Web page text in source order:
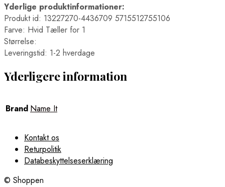
Yderlige produktinformationer:
Produkt id: 13227270-4436709 5715512755106
Farve: Hvid Tæller for 1
Størrelse:
Leveringstid: 1-2 hverdage
Yderligere information
Brand Name It
Kontakt os
Returpolitik
Databeskyttelseserklæring
© Shoppen